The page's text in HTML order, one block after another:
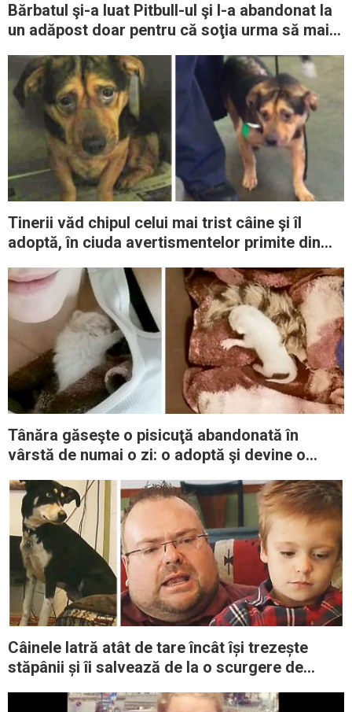
Bărbatul şi-a luat Pitbull-ul şi l-a abandonat la
un adăpost doar pentru că soţia urma să mai
Tinerii văd chipul celui mai trist câine şi îl
adoptă, în ciuda avertismentelor primite din
Tânăra găseşte o pisicuţă abandonată în
vârstă de numai o zi: o adoptă şi devine o
Câinele latră atât de tare încât își trezește
stăpânii și îi salvează de la o scurgere de